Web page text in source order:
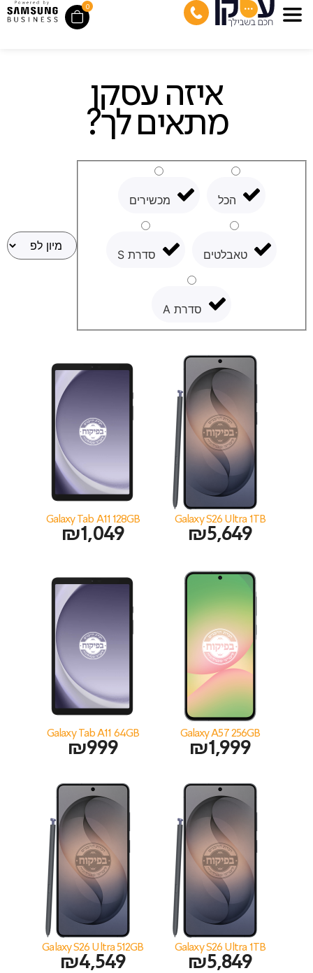
0
איזה עסקן
מתאים לך?
הכל מכשירים
טאבלטים סדרת S
סדרת A
Galaxy S26 Ultra 1TB
₪5,649
Galaxy Tab A11 128GB
₪1,049
Galaxy A57 256GB
₪1,999
Galaxy Tab A11 64GB
₪999
Galaxy S26 Ultra 1TB
₪5,849
Galaxy S26 Ultra 512GB
₪4,549